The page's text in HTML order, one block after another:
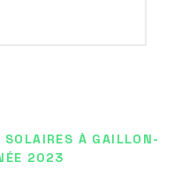
À GAILLON-
2023